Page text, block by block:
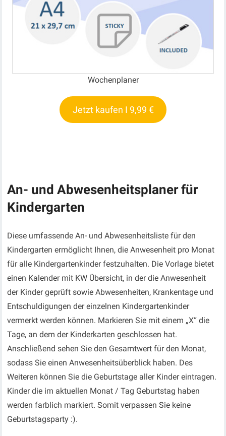
Wochenplaner
Jetzt kaufen I 9,99 €
An- und Abwesenheitsplaner für
Kindergarten
Diese umfassende An- und Abwesenheitsliste für den
Kindergarten ermöglicht Ihnen, die Anwesenheit pro Monat
für alle Kindergartenkinder festzuhalten. Die Vorlage bietet
einen Kalender mit KW Übersicht, in der die Anwesenheit
der Kinder geprüft sowie Abwesenheiten, Krankentage und
Entschuldigungen der einzelnen Kindergartenkinder
vermerkt werden können. Markieren Sie mit einem „X“ die
Tage, an dem der Kinderkarten geschlossen hat.
Anschließend sehen Sie den Gesamtwert für den Monat,
sodass Sie einen Anwesenheitsüberblick haben. Des
Weiteren können Sie die Geburtstage aller Kinder eintragen.
Kinder die im aktuellen Monat / Tag Geburtstag haben
werden farblich markiert. Somit verpassen Sie keine
Geburtstagsparty :).